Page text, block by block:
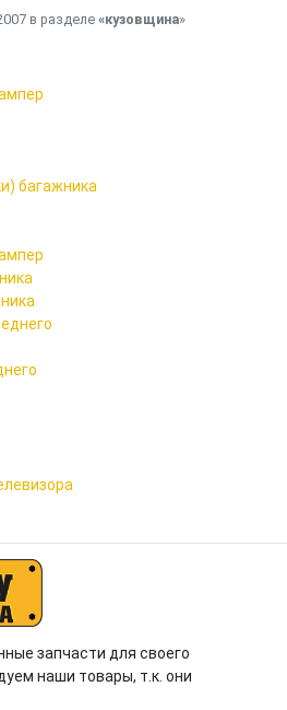
в разделе«кузовщина»
багажника
запчасти для своего
наши товары, т.к. они